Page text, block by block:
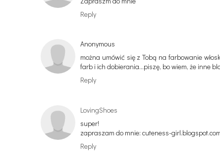
Reply
Anonymous
można umówić się z Tobą na farbowanie
farb i ich dobierania...piszę, bo wiem, że inne
Reply
LovingShoes
super!
zapraszam do mnie: cuteness-
Reply